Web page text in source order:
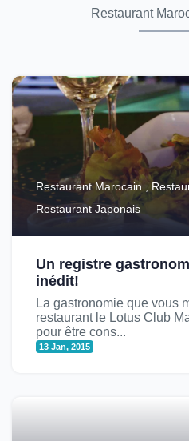
Restaurant
Restaurant Marocain ,
Restaurant Japonais
Un registre
inédit!
La gastronomie que vous
restaurant le Lotus Club
pour être cons...
13 Jan, 2015